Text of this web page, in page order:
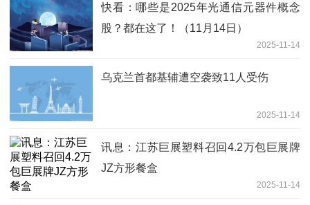
快看：哪些是2025年光通信元器件概念
股？都在这了！（11月14日）
2025-11-14
乌克兰首都基辅遭空袭致11人受伤
2025-11-14
讯息：江苏巨展塑料召回4.2万包巨展牌
JZ方形餐盒
2025-11-14